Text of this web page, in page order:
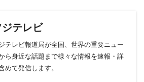
ジテレビ
テレビ報道局が全国、世界の重要ニュー
ら身近な話題まで様々な情報を速報・詳
めて発信します。